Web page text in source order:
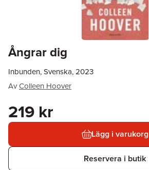
Ångrar dig
Inbunden, Svenska, 2023
AvColleen Hoover
219 kr
Lägg i varukorg
Reservera i butik